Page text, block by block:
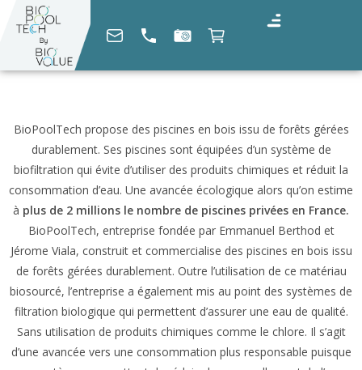
BioPoolTech propose des piscines en bois issu de forêts gérées
durablement. Ses piscines sont équipées d’un système de
biofiltration qui évite d’utiliser des produits chimiques et réduit la
consommation d’eau. Une avancée écologique alors qu’on estime
à plus de 2 millions le nombre de piscines privées en France.
BioPoolTech, entreprise fondée par Emmanuel Berthod et
Jérome Viala, construit et commercialise des piscines en bois issu
de forêts gérées durablement. Outre l’utilisation de ce matériau
biosourcé, l’entreprise a également mis au point des systèmes de
filtration biologique qui permettent d’assurer une eau de qualité.
Sans utilisation de produits chimiques comme le chlore. Il s’agit
d’une avancée vers une consommation plus responsable puisque